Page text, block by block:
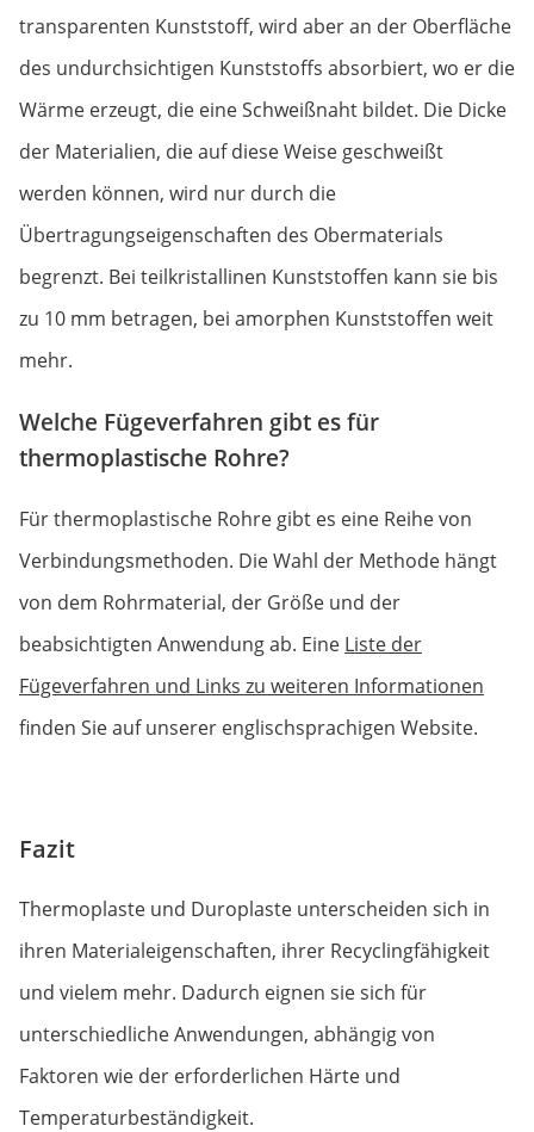
transparenten Kunststoff, wird aber an der Oberfläche
des undurchsichtigen Kunststoffs absorbiert, wo er die
Wärme erzeugt, die eine Schweißnaht bildet. Die Dicke
der Materialien, die auf diese Weise geschweißt
werden können, wird nur durch die
Übertragungseigenschaften des Obermaterials
begrenzt. Bei teilkristallinen Kunststoffen kann sie bis
zu 10 mm betragen, bei amorphen Kunststoffen weit
mehr.
Welche Fügeverfahren gibt es für
thermoplastische Rohre?
Für thermoplastische Rohre gibt es eine Reihe von
Verbindungsmethoden. Die Wahl der Methode hängt
von dem Rohrmaterial, der Größe und der
beabsichtigten Anwendung ab. Eine Liste der
Fügeverfahren und Links zu weiteren Informationen
finden Sie auf unserer englischsprachigen Website.
Fazit
Thermoplaste und Duroplaste unterscheiden sich in
ihren Materialeigenschaften, ihrer Recyclingfähigkeit
und vielem mehr. Dadurch eignen sie sich für
unterschiedliche Anwendungen, abhängig von
Faktoren wie der erforderlichen Härte und
Temperaturbeständigkeit.